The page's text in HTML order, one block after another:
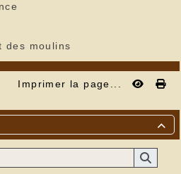
des moulins
Imprimer la page...
